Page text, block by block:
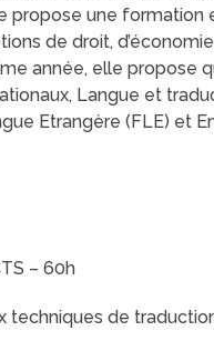
propose une formation
de droit,
année, elle propose
Langue et
Etrangère (FLE) et
– 60h
techniques de